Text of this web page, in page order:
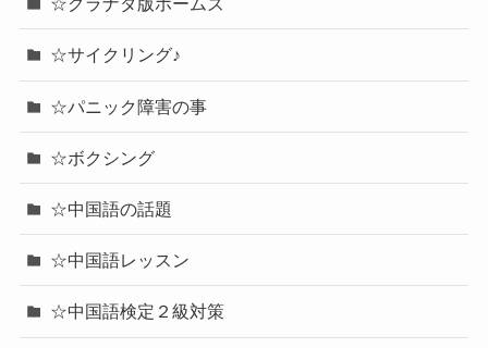
☆サイクリング♪
☆パニック障害の事
☆ボクシング
☆中国語の話題
☆中国語レッスン
☆中国語検定２級対策